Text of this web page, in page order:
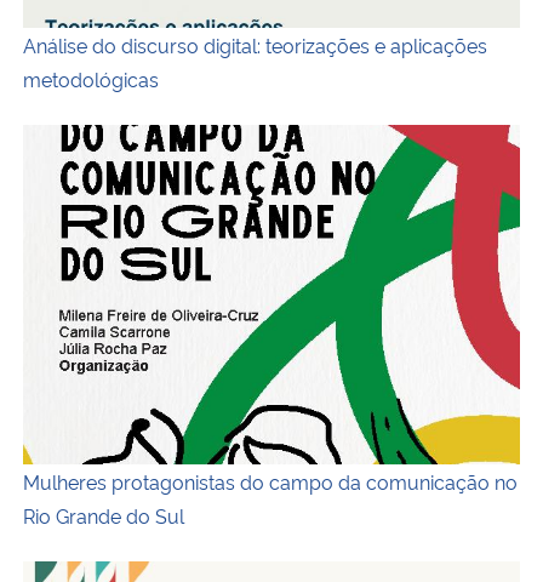
Análise do discurso digital: teorizações e aplicações
metodológicas
Capa do ebook
Mulheres protagonistas do campo da comunicação no
Rio Grande do Sul
Capa